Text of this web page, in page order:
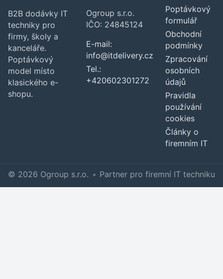
B2B dodávky IT
techniky pro
firmy, školy a
kanceláře.
Poptávkový
model místo
klasického e-
shopu.
Ogroup s.r.o.
IČO: 24845124
E-mail:
info@itdelivery.cz
Tel.:
+420602301272
Poptávkový
formulář
Obchodní
podmínky
Zpracování
osobních
údajů
Pravidla
používání
cookies
Články o
firemním IT
© 2026 Ogroup s.r.o. • Partner pro firemní IT techniku